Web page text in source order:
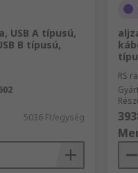
USB A típusú,
B típusú,
5036 Ft/egység
RS